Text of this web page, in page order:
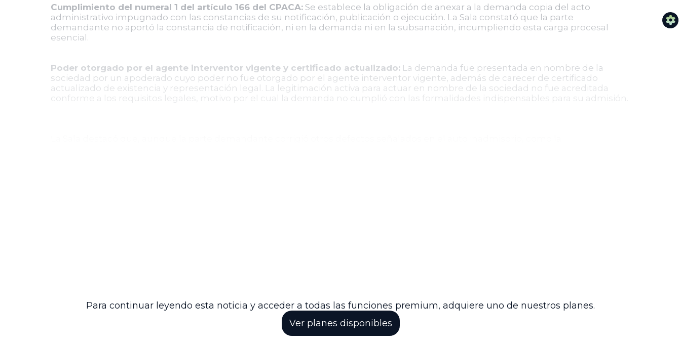
Cumplimiento del numeral 1 del artículo 166 del CPACA: Se establece la obligación de anexar a la demanda copia del acto
administrativo impugnado con las constancias de su notificación, publicación o ejecución. La Sala constató que la parte
demandante no aportó la constancia de notificación, ni en la demanda ni en la subsanación, incumpliendo esta carga procesal
esencial.
Poder otorgado por el agente interventor vigente y certificado actualizado: La demanda fue presentada en nombre de la
sociedad por un apoderado cuyo poder no fue otorgado por el agente interventor vigente, además de carecer de certificado
actualizado de existencia y representación legal. La legitimación activa para actuar en nombre de la sociedad no fue acreditada
conforme a los requisitos legales, motivo por el cual la demanda no cumplió con las formalidades indispensables para su admisión.
Para continuar leyendo esta noticia y acceder a todas las funciones premium, adquiere uno de nuestros planes.
Ver planes disponibles